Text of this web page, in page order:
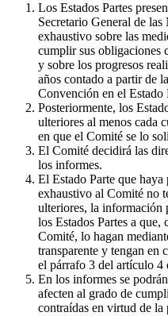
Los Estados Partes
Secretario General de
exhaustivo sobre las
cumplir sus obligaciones
y sobre los progresos
años contado a partir de
Convención en el Estado
Posteriormente, los
ulteriores al menos cada
en que el Comité se lo
El Comité decidirá las
los informes.
El Estado Parte que
exhaustivo al Comité no
ulteriores, la información
los Estados Partes a que,
Comité, lo hagan
transparente y tengan en
el párrafo 3 del artículo 4
En los informes se
afecten al grado de
contraídas en virtud de la